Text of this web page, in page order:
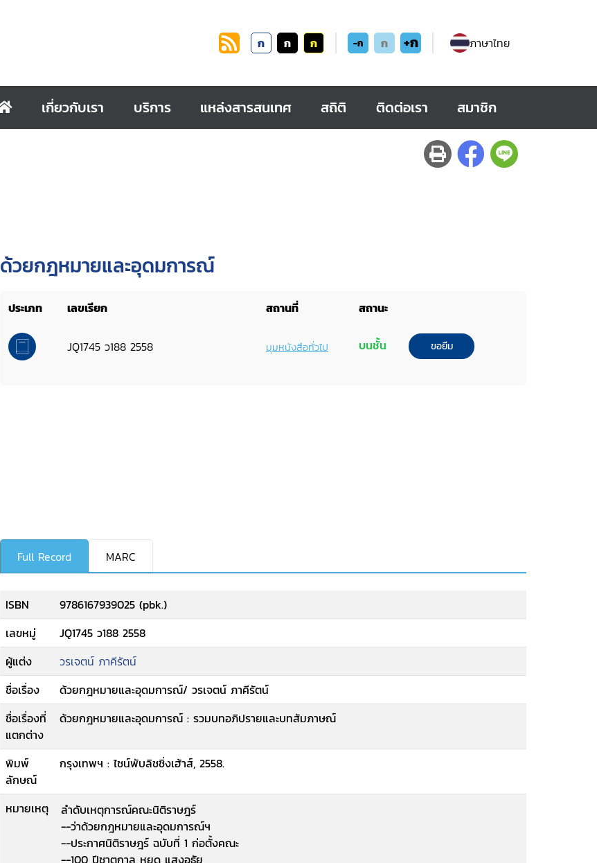
ก ก ก -ก ก +ก ภาษาไทย
เกี่ยวกับเรา บริการ แหล่งสารสนเทศ สถิติ ติดต่อเรา สมาชิก
ด้วยกฎหมายและอุดมการณ์
ประเภท เลขเรียก สถานที่ สถานะ
JQ1745 ว188 2558 มุมหนังสือทั่วไป บนชั้น ขอยืม
Full Record MARC
ISBN
9786167939025 (pbk.)
เลขหมู่
JQ1745 ว188 2558
ผู้แต่ง
วรเจตน์ ภาคีรัตน์
ชื่อเรื่อง
ด้วยกฎหมายและอุดมการณ์/ วรเจตน์ ภาคีรัตน์
ชื่อเรื่องที่
แตกต่าง
ด้วยกฎหมายและอุดมการณ์ : รวมบทอภิปรายและบทสัมภาษณ์
พิมพ์
ลักษณ์
กรุงเทพฯ : ไชน์พับลิชชิ่งเฮ้าส์, 2558.
หมายเหตุ
ลำดับเหตุการณ์คณะนิติราษฎร์
--ว่าด้วยกฎหมายและอุดมการณ์ฯ
--ประกาศนิติราษฎร์ ฉบับที่ 1 ก่อตั้งคณะ